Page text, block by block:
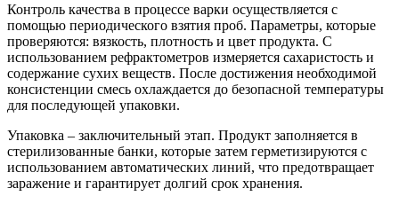
Контроль качества в процессе варки осуществляется с
помощью периодического взятия проб. Параметры, которые
проверяются: вязкость, плотность и цвет продукта. С
использованием рефрактометров измеряется сахаристость и
содержание сухих веществ. После достижения необходимой
консистенции смесь охлаждается до безопасной температуры
для последующей упаковки.
Упаковка – заключительный этап. Продукт заполняется в
стерилизованные банки, которые затем герметизируются с
использованием автоматических линий, что предотвращает
заражение и гарантирует долгий срок хранения.